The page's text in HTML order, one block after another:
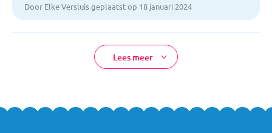
Door Elke Versluis geplaatst op 18 januari 2024
Lees meer